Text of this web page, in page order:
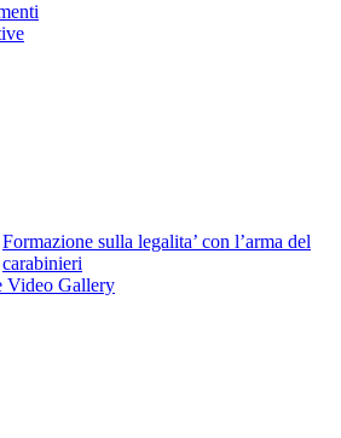
Formazione sulla legalita’ con l’arma del
carabinieri
Video Gallery